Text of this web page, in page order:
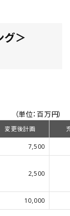
グ＞
（単位：百万円）
変更後計画
7,500
2,500
10,000